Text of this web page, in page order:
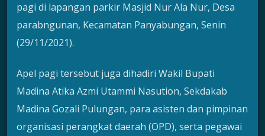
pagi di lapangan parkir Masjid Nur Ala Nur, Desa
parabngunan, Kecamatan Panyabungan, Senin
(29/11/2021).
Apel pagi tersebut juga dihadiri Wakil Bupati
Madina Atika Azmi Utammi Nasution, Sekdakab
Madina Gozali Pulungan, para asisten dan pimpinan
organisasi perangkat daerah (OPD), serta pegawai